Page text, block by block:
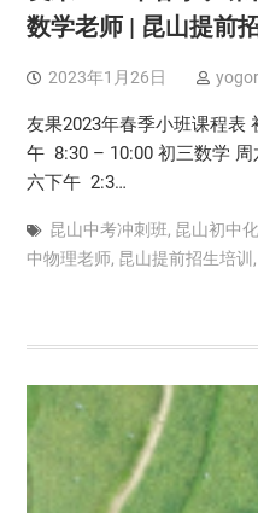
数学老师 | 昆山提前
2023年1月26日 yogor
友果2023年春季小班课程表
午 8:30 – 10:00 初三数学
六下午 2:3…
昆山中考冲刺班, 昆山初中
中物理老师, 昆山提前招生培训 ,